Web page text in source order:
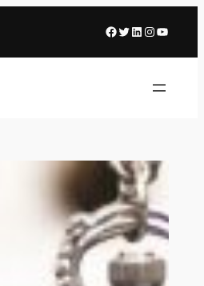
Facebook
X LinkedIn
Instagram